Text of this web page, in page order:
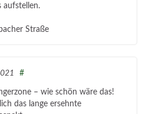
aufstellen.
Straße
#
– wie schön wäre das!
das lange ersehnte